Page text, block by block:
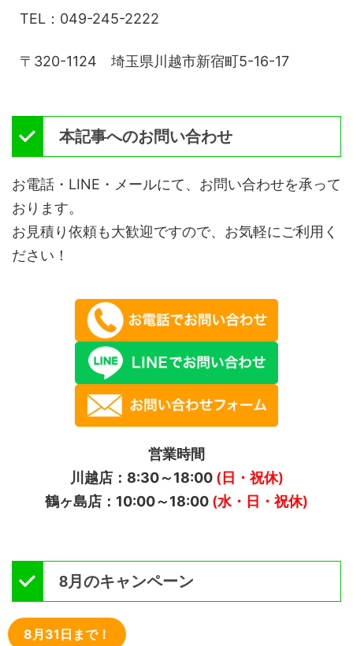
TEL：049-245-2222
〒320-1124 埼玉県川越市新宿町5-16-17
本記事へのお問い合わせ
お電話・LINE・メールにて、お問い合わせを承って
おります。
お見積り依頼も大歓迎ですので、お気軽にご利用く
ださい！
営業時間
川越店：8:30～18:00(日・祝休)
鶴ヶ島店：10:00～18:00 (水・日・祝休)
8月のキャンペーン
8月31日まで！